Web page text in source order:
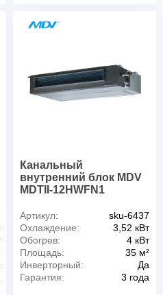
Канальный
внутренний блок MDV
MDTII-12HWFN1
Артикул:
sku-6437
Охлаждение:
3,52 кВт
Обогрев:
4 кВт
Площадь:
35 м²
Инверторный:
Да
Гарантия:
3 года